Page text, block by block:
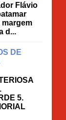
Flávio
margem
d...
DE
5.